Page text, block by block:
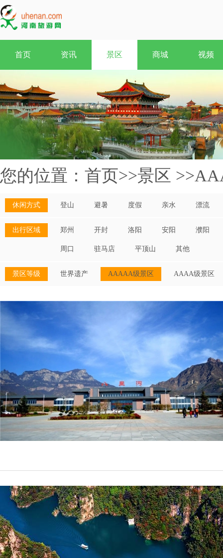
首页 资讯 景区 商城 视频
您的位置： 首页>>景区 >>
休闲方式 登山 避暑 度假 亲水 漂流
出行区域 郑州 开封 洛阳 安阳 濮阳
周口 驻马店 平顶山 其他
景区等级 世界遗产 AAAAA级景区 AAAA级景区